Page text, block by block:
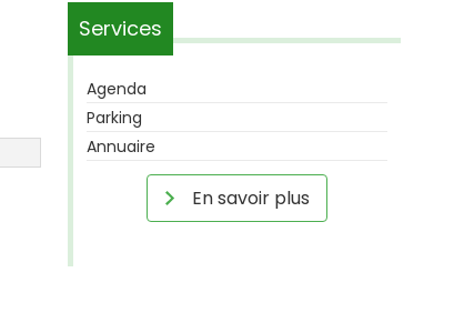
Services
Agenda
Parking
Annuaire
En savoir plus